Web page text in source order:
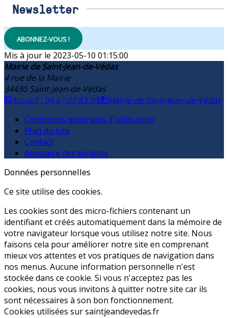
Newsletter
ABONNEZ-VOUS !
2023-05-10 01:15:00
Mairie de Saint-Jean-de-Védas
4 rue de la Mairie
34430 Saint-Jean-de-Védas
Accueil : 04 67 07 83 00
Mairie de Saint-Jean-de-Védas
Conditions générales d'utilisation
Plan du site
Contact
Annuaire des services
Données personnelles
Ce site utilise des cookies.
Les cookies sont des micro-fichiers contenant un
identifiant et créés automatiquement dans la mémoire de
votre navigateur lorsque vous utilisez notre site. Nous
faisons cela pour améliorer notre site en comprenant
mieux vos attentes et vos pratiques de navigation dans
nos menus. Aucune information personnelle n'est
stockée dans ce cookie. Si vous n'acceptez pas les
cookies, nous vous invitons à quitter notre site car ils
sont nécessaires à son bon fonctionnement.
Cookies utilisées sur saintjeandevedas.fr